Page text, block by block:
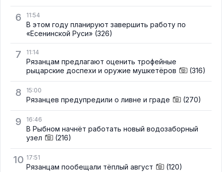
6 11:54
В этом году планируют завершить работу по
«Есенинской Руси» (326)
7 11:14
Рязанцам предлагают оценить трофейные
рыцарские доспехи и оружие мушкетёров
(316)
8 15:00
Рязанцев предупредили о ливне и граде (270)
9 16:46
В Рыбном начнёт работать новый водозаборный
узел
(216)
10 17:51
Рязанцам пообещали тёплый август (120)